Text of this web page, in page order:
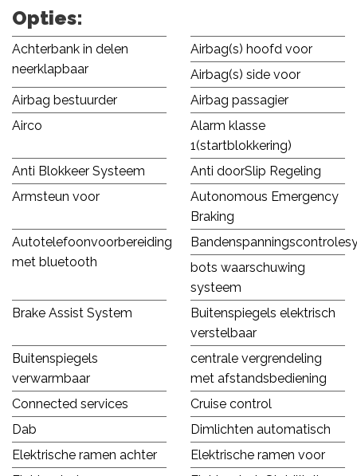
Opties:
Achterbank in delen
neerklapbaar
Airbag(s) hoofd voor
Airbag(s) side voor
Airbag bestuurder
Airbag passagier
Airco
Alarm klasse
1(startblokkering)
Anti Blokkeer Systeem
Anti doorSlip Regeling
Armsteun voor
Autonomous Emergency
Braking
Autotelefoonvoorbereiding
met bluetooth
bots waarschuwing
systeem
Brake Assist System
Buitenspiegels elektrisch
verstelbaar
Buitenspiegels
verwarmbaar
centrale vergrendeling
met afstandsbediening
Connected services
Cruise control
Dab
Dimlichten automatisch
Elektrische ramen achter
Elektrische ramen voor